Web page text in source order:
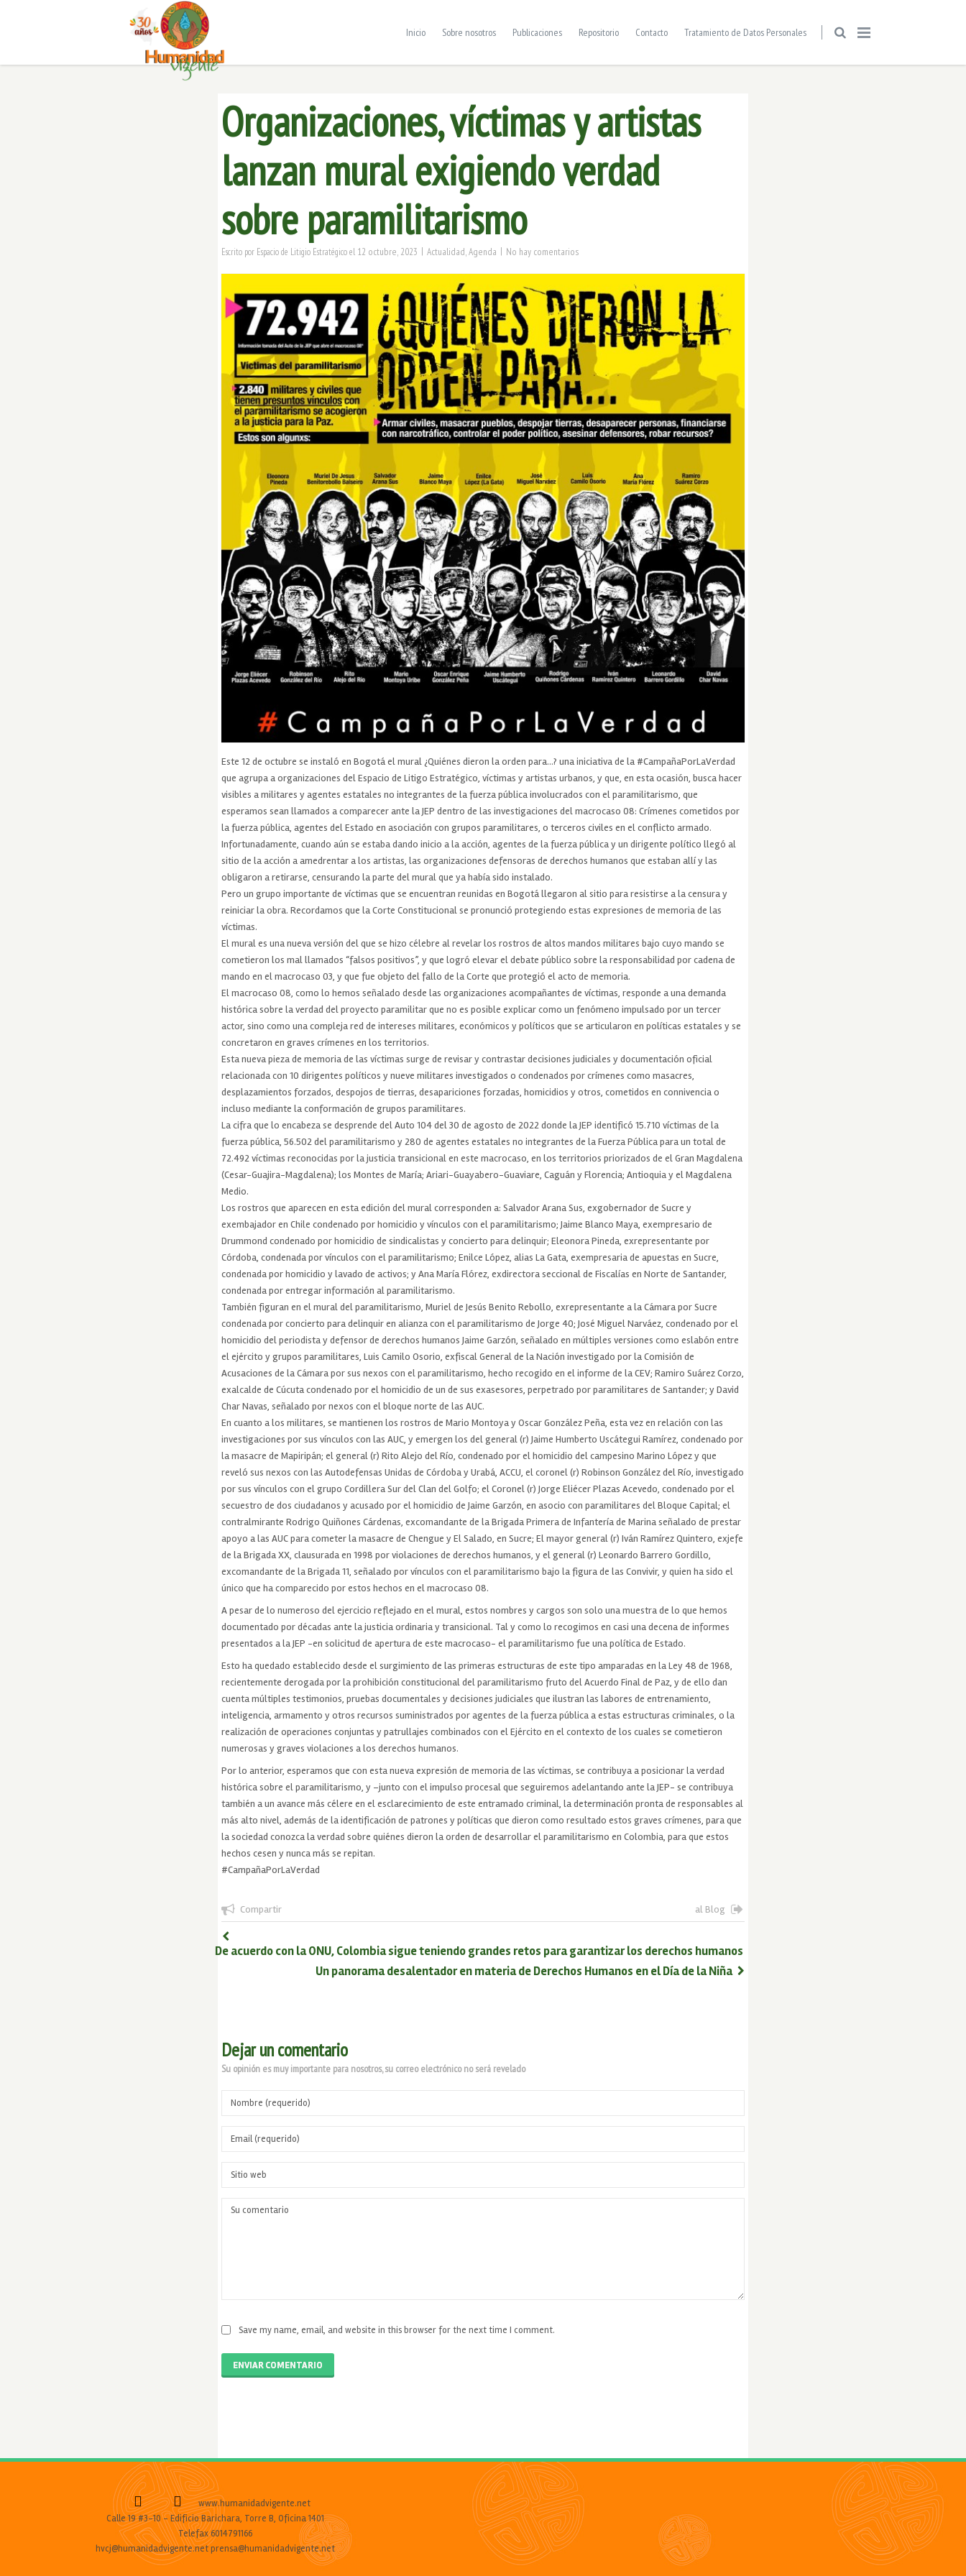
Inicio Sobre nosotros Publicaciones Repositorio Contacto Tratamiento de Datos Personales
Organizaciones, víctimas y artistas
lanzan mural exigiendo verdad
sobre paramilitarismo
Escrito por Espacio de Litigio Estratégicoel 12 octubre, 2023 | Actualidad,Agenda | No hay comentarios
Este 12 de octubre se instaló en Bogotá el mural ¿Quiénes dieron la orden para…? una iniciativa de la #CampañaPorLaVerdad
que agrupa a organizaciones del Espacio de Litigo Estratégico, víctimas y artistas urbanos, y que, en esta ocasión, busca hacer
visibles a militares y agentes estatales no integrantes de la fuerza pública involucrados con el paramilitarismo, que
esperamos sean llamados a comparecer ante la JEP dentro de las investigaciones del macrocaso 08: Crímenes cometidos por
la fuerza pública, agentes del Estado en asociación con grupos paramilitares, o terceros civiles en el conflicto armado.
Infortunadamente, cuando aún se estaba dando inicio a la acción, agentes de la fuerza pública y un dirigente político llegó al
sitio de la acción a amedrentar a los artistas, las organizaciones defensoras de derechos humanos que estaban allí y las
obligaron a retirarse, censurando la parte del mural que ya había sido instalado.
Pero un grupo importante de víctimas que se encuentran reunidas en Bogotá llegaron al sitio para resistirse a la censura y
reiniciar la obra. Recordamos que la Corte Constitucional se pronunció protegiendo estas expresiones de memoria de las
víctimas.
El mural es una nueva versión del que se hizo célebre al revelar los rostros de altos mandos militares bajo cuyo mando se
cometieron los mal llamados “falsos positivos”, y que logró elevar el debate público sobre la responsabilidad por cadena de
mando en el macrocaso 03, y que fue objeto del fallo de la Corte que protegió el acto de memoria.
El macrocaso 08, como lo hemos señalado desde las organizaciones acompañantes de víctimas, responde a una demanda
histórica sobre la verdad del proyecto paramilitar que no es posible explicar como un fenómeno impulsado por un tercer
actor, sino como una compleja red de intereses militares, económicos y políticos que se articularon en políticas estatales y se
concretaron en graves crímenes en los territorios.
Esta nueva pieza de memoria de las víctimas surge de revisar y contrastar decisiones judiciales y documentación oficial
relacionada con 10 dirigentes políticos y nueve militares investigados o condenados por crímenes como masacres,
desplazamientos forzados, despojos de tierras, desapariciones forzadas, homicidios y otros, cometidos en connivencia o
incluso mediante la conformación de grupos paramilitares.
La cifra que lo encabeza se desprende del Auto 104 del 30 de agosto de 2022 donde la JEP identificó 15.710 víctimas de la
fuerza pública, 56.502 del paramilitarismo y 280 de agentes estatales no integrantes de la Fuerza Pública para un total de
72.492 víctimas reconocidas por la justicia transicional en este macrocaso, en los territorios priorizados de el Gran Magdalena
(Cesar-Guajira-Magdalena); los Montes de María; Ariari-Guayabero-Guaviare, Caguán y Florencia; Antioquia y el Magdalena
Medio.
Los rostros que aparecen en esta edición del mural corresponden a: Salvador Arana Sus, exgobernador de Sucre y
exembajador en Chile condenado por homicidio y vínculos con el paramilitarismo; Jaime Blanco Maya, exempresario de
Drummond condenado por homicidio de sindicalistas y concierto para delinquir; Eleonora Pineda, exrepresentante por
Córdoba, condenada por vínculos con el paramilitarismo; Enilce López, alias La Gata, exempresaria de apuestas en Sucre,
condenada por homicidio y lavado de activos; y Ana María Flórez, exdirectora seccional de Fiscalías en Norte de Santander,
condenada por entregar información al paramilitarismo.
También figuran en el mural del paramilitarismo, Muriel de Jesús Benito Rebollo, exrepresentante a la Cámara por Sucre
condenada por concierto para delinquir en alianza con el paramilitarismo de Jorge 40; José Miguel Narváez, condenado por el
homicidio del periodista y defensor de derechos humanos Jaime Garzón, señalado en múltiples versiones como eslabón entre
el ejército y grupos paramilitares, Luis Camilo Osorio, exfiscal General de la Nación investigado por la Comisión de
Acusaciones de la Cámara por sus nexos con el paramilitarismo, hecho recogido en el informe de la CEV; Ramiro Suárez Corzo,
exalcalde de Cúcuta condenado por el homicidio de un de sus exasesores, perpetrado por paramilitares de Santander; y David
Char Navas, señalado por nexos con el bloque norte de las AUC.
En cuanto a los militares, se mantienen los rostros de Mario Montoya y Oscar González Peña, esta vez en relación con las
investigaciones por sus vínculos con las AUC, y emergen los del general (r) Jaime Humberto Uscátegui Ramírez, condenado por
la masacre de Mapiripán; el general (r) Rito Alejo del Río, condenado por el homicidio del campesino Marino López y que
reveló sus nexos con las Autodefensas Unidas de Córdoba y Urabá, ACCU, el coronel (r) Robinson González del Río, investigado
por sus vínculos con el grupo Cordillera Sur del Clan del Golfo; el Coronel (r) Jorge Eliécer Plazas Acevedo, condenado por el
secuestro de dos ciudadanos y acusado por el homicidio de Jaime Garzón, en asocio con paramilitares del Bloque Capital; el
contralmirante Rodrigo Quiñones Cárdenas, excomandante de la Brigada Primera de Infantería de Marina señalado de prestar
apoyo a las AUC para cometer la masacre de Chengue y El Salado, en Sucre; El mayor general (r) Iván Ramírez Quintero, exjefe
de la Brigada XX, clausurada en 1998 por violaciones de derechos humanos, y el general (r) Leonardo Barrero Gordillo,
excomandante de la Brigada 11, señalado por vínculos con el paramilitarismo bajo la figura de las Convivir, y quien ha sido el
único que ha comparecido por estos hechos en el macrocaso 08.
A pesar de lo numeroso del ejercicio reflejado en el mural, estos nombres y cargos son solo una muestra de lo que hemos
documentado por décadas ante la justicia ordinaria y transicional. Tal y como lo recogimos en casi una decena de informes
presentados a la JEP -en solicitud de apertura de este macrocaso- el paramilitarismo fue una política de Estado.
Esto ha quedado establecido desde el surgimiento de las primeras estructuras de este tipo amparadas en la Ley 48 de 1968,
recientemente derogada por la prohibición constitucional del paramilitarismo fruto del Acuerdo Final de Paz, y de ello dan
cuenta múltiples testimonios, pruebas documentales y decisiones judiciales que ilustran las labores de entrenamiento,
inteligencia, armamento y otros recursos suministrados por agentes de la fuerza pública a estas estructuras criminales, o la
realización de operaciones conjuntas y patrullajes combinados con el Ejército en el contexto de los cuales se cometieron
numerosas y graves violaciones a los derechos humanos.
Por lo anterior, esperamos que con esta nueva expresión de memoria de las víctimas, se contribuya a posicionar la verdad
histórica sobre el paramilitarismo, y –junto con el impulso procesal que seguiremos adelantando ante la JEP- se contribuya
también a un avance más célere en el esclarecimiento de este entramado criminal, la determinación pronta de responsables al
más alto nivel, además de la identificación de patrones y políticas que dieron como resultado estos graves crímenes, para que
la sociedad conozca la verdad sobre quiénes dieron la orden de desarrollar el paramilitarismo en Colombia, para que estos
hechos cesen y nunca más se repitan.
#CampañaPorLaVerdad
Compartir al Blog
De acuerdo con la ONU, Colombia sigue teniendo grandes retos para garantizar los derechos humanos
Un panorama desalentador en materia de Derechos Humanos en el Día de la Niña
Dejar un comentario
Su opinión es muy importante para nosotros, su correo electrónico no será revelado
Save my name, email, and website in this browser for the next time I comment.
ENVIAR COMENTARIO
www.humanidadvigente.net
Calle 19 #3-10 - Edificio Barichara, Torre B, Oficina 1401
Telefax 6014791166
hvcj@humanidadvigente.net prensa@humanidadvigente.net